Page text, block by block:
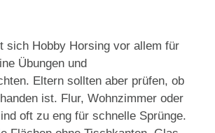
sich Hobby Horsing vor allem für
Übungen und
Eltern sollten aber prüfen, ob
ist. Flur, Wohnzimmer oder
oft zu eng für schnelle Sprünge.